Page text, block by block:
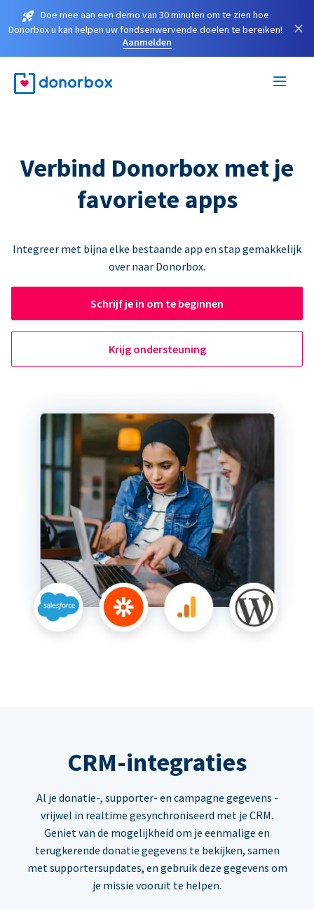
Doe mee aan een demo van 30 minuten om te zien hoe
Donorbox u kan helpen uw fondsenwervende doelen te bereiken!
Aanmelden
×
Verbind Donorbox met je
favoriete apps
Integreer met bijna elke bestaande app en stap gemakkelijk
over naar Donorbox.
Schrijf je in om te beginnen
Krijg ondersteuning
CRM-integraties
Al je donatie-, supporter- en campagne gegevens -
vrijwel in realtime gesynchroniseerd met je CRM.
Geniet van de mogelijkheid om je eenmalige en
terugkerende donatie gegevens te bekijken, samen
met supportersupdates, en gebruik deze gegevens om
je missie vooruit te helpen.